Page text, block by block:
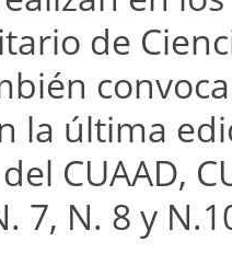
de
la última
CUAAD,
7, N. 8 y